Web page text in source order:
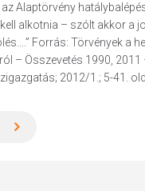
Alaptörvény
alkotnia – szólt akkor a
Forrás: Törvények a
– Összevetés 1990, 2011
2012/1.; 5-41.